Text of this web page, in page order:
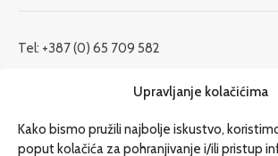
Upravljanje kolačićima
Kako bismo pružili najbolje iskustvo,
poput kolačića za pohranjivanje i/ili pristup
Tel: +387 (0) 65 709 582
redakcija@etrafika.net